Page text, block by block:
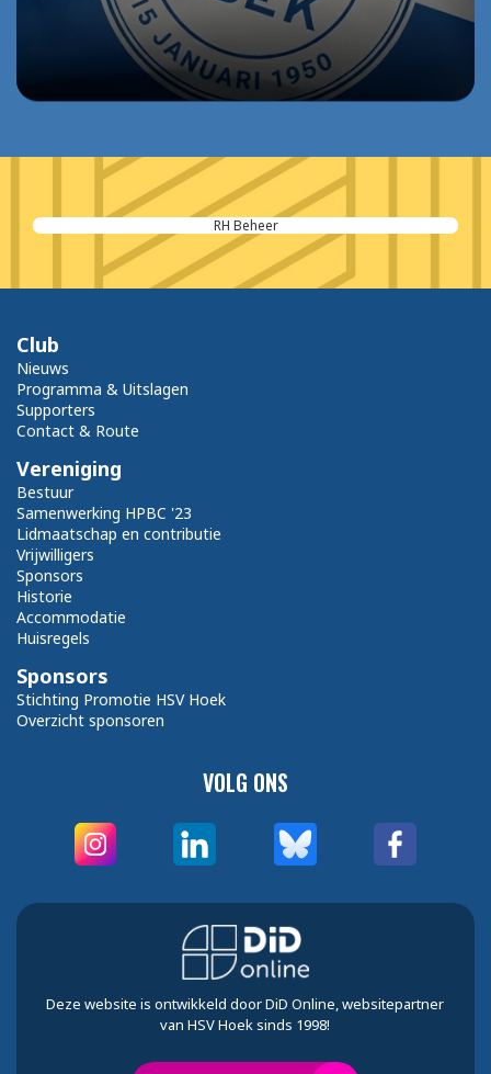
RH Beheer
VOLG ONS
Club
Nieuws
Programma & Uitslagen
Supporters
Contact & Route
Vereniging
Bestuur
Samenwerking HPBC '23
Lidmaatschap en contributie
Vrijwilligers
Sponsors
Historie
Accommodatie
Huisregels
Sponsors
Stichting Promotie HSV Hoek
Overzicht sponsoren
Deze website is ontwikkeld door DiD Online, websitepartner
van HSV Hoek sinds 1998!